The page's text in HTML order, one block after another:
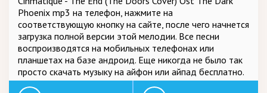
Phoenix mp3 на телефон, нажмите на
соответствующую кнопку на сайте, после чего начнется
загрузка полной версии этой мелодии. Все песни
воспроизводятся на мобильных телефонах или
планшетах на базе андроид. Еще никогда не было так
просто скачать музыку на айфон или айпад бесплатно.